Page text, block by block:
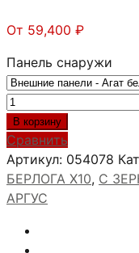
От 59,400 ₽
Панель снаружи
Количество
товара
Берлога
Х10
2П
МИШЕЛЬ
рустикальный
В корзину
Сравнить
Артикул: 054078
БЕРЛОГА Х10, С
АРГУС